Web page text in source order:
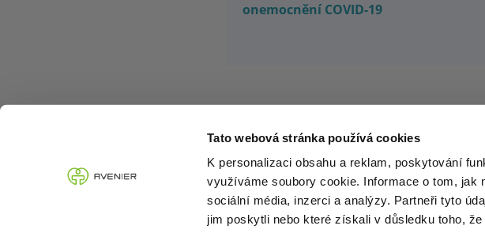
Tato webová stránka používá cookies
K personalizaci obsahu a reklam, poskytování
využíváme soubory cookie. Informace o tom,
sociální média, inzerci a analýzy. Partneři tyto
jim poskytli nebo které získali v důsledku toho,
onemocnění COVID-19
1